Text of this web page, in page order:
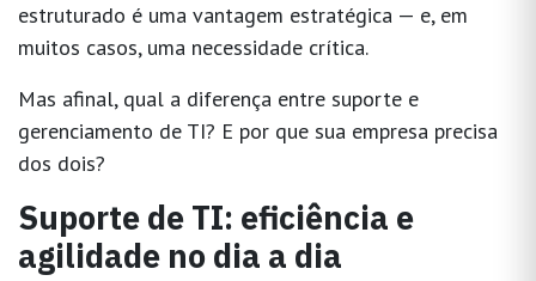
estruturado é uma vantagem estratégica — e, em
muitos casos, uma necessidade crítica.
Mas afinal, qual a diferença entre suporte e
gerenciamento de TI? E por que sua empresa precisa
dos dois?
Suporte de TI: eficiência e
agilidade no dia a dia